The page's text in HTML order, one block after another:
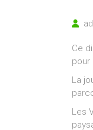
Ce
pour
La
Les